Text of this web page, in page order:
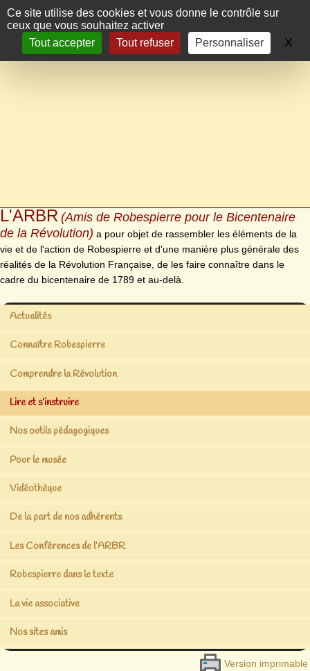
Panneau de gestion des cookies
Ce site utilise des cookies et vous donne le contrôle sur
ceux que vous souhaitez activer
Tout accepter
Tout refuser Personnaliser X
L'ARBR (Amis de Robespierre pour le Bicentenaire
de la Révolution) a pour objet de rassembler les éléments de la
vie et de l'action de Robespierre et d'une manière plus générale des
réalités de la Révolution Française, de les faire connaître dans le
cadre du bicentenaire de 1789 et au-delà.
Actualités
Connaître Robespierre
Comprendre la Révolution
Lire et s’instruire
Nos outils pédagogiques
Pour le musée
Vidéothèque
De la part de nos adhérents
Les Conférences de l’ARBR
Robespierre dans le texte
La vie associative
Nos sites amis
Version imprimable